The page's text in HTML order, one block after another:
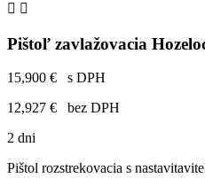
 
Pištoľ zavlažovacia
15,900 €
s DPH
12,927 €
bez DPH
2 dni
Pištol rozstrekovacia s